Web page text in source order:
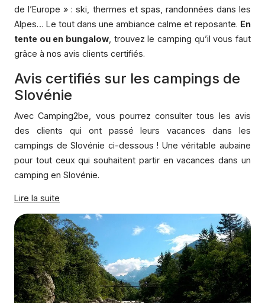
de l’Europe » : ski, thermes et spas, randonnées dans les
Alpes… Le tout dans une ambiance calme et reposante. En
tente ou en bungalow , trouvez le camping qu’il vous faut
grâce à nos avis clients certifiés.
Avis certifiés sur les campings de
Slovénie
Avec Camping2be, vous pourrez consulter tous les avis
des clients qui ont passé leurs vacances dans les
campings de Slovénie ci-dessous ! Une véritable aubaine
pour tout ceux qui souhaitent partir en vacances dans un
camping en Slovénie.
Lire la suite